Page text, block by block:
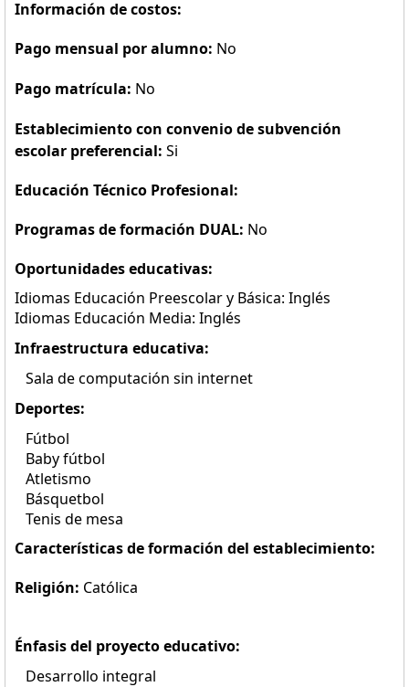
Información de costos:
Pago mensual por alumno: No
Pago matrícula: No
Establecimiento con convenio de subvención
escolar preferencial: Si
Educación Técnico Profesional:
Programas de formación DUAL: No
Oportunidades educativas:
Idiomas Educación Preescolar y Básica: Inglés
Idiomas Educación Media: Inglés
Infraestructura educativa:
Sala de computación sin internet
Deportes:
Fútbol
Baby fútbol
Atletismo
Básquetbol
Tenis de mesa
Características de formación del establecimiento:
Religión: Católica
Énfasis del proyecto educativo:
Desarrollo integral